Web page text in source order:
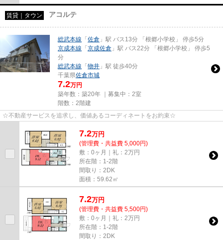
賃貸｜タウン アコルテ
総武本線 「佐倉 」駅 バス13分 「根郷小学校」 停歩5分
京成本線 「京成佐倉 」駅 バス22分 「根郷小学校」 停歩5
分
総武本線 「物井 」駅 徒歩40分
千葉県佐倉市城
7.2万円
築年数：築20年 ｜募集中： 2室
階数：2階建
☆不動産サービスを追求し、価値あるコーディネートをお約束☆
7.2万円
(管理費・共益費 5,000円)
敷：0ヶ月｜礼：2万円
所在階：1-2階
間取り：2DK
面積：59.62㎡
7.2万円
(管理費・共益費 5,500円)
敷：0ヶ月｜礼：2万円
所在階：1-2階
間取り：2DK